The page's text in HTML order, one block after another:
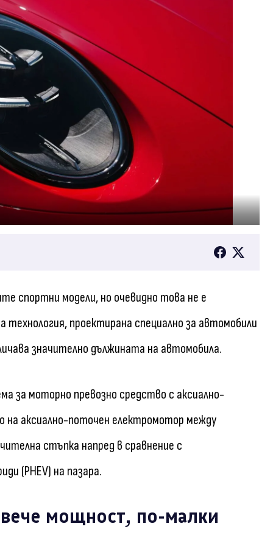
спортни модели, но очевидно това не е
проектирана специално за автомобили
значително дължината на автомобила.
за моторно превозно средство с аксиално-
на аксиално-поточен електромотор между
стъпка напред в сравнение с
(PHEV) на пазара.
мощност, по-малки